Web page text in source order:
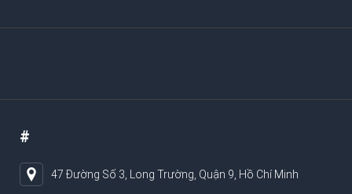
#
47 Đường Số 3, Long Trường, Quận 9, Hồ Chí Minh